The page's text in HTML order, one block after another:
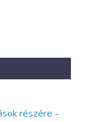
részére –